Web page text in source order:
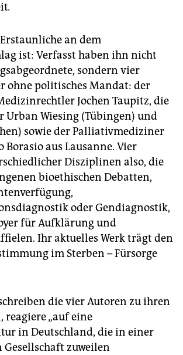
.
an dem
ist: Verfasst haben ihn nicht
sondern vier
ohne politisches Mandat: der
Jochen Taupitz, die
Wiesing (Tübingen) und
sowie der Palliativmediziner
Borasio aus Lausanne. Vier
Disziplinen also, die
bioethischen Debatten,
oder Gendiagnostik,
für Aufklärung und
Ihr aktuelles Werk trägt den
im Sterben – Fürsorge
die vier Autoren zu ihren
reagiere „auf eine
in Deutschland, die in einer
zuweilen